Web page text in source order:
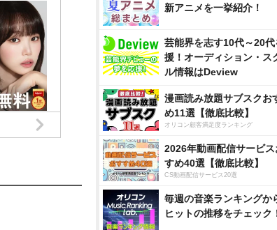
新アニメを一挙紹介！
芸能界を志す10代～20代
援！オーディション・ス
ル情報はDeview
漫画読み放題サブスクお
め11選【徹底比較】
オリコン顧客満足度ランキング
2026年動画配信サービス
すめ40選【徹底比較】
CS動画配信サービス20選
毎週の音楽ランキングか
ヒットの推移をチェック